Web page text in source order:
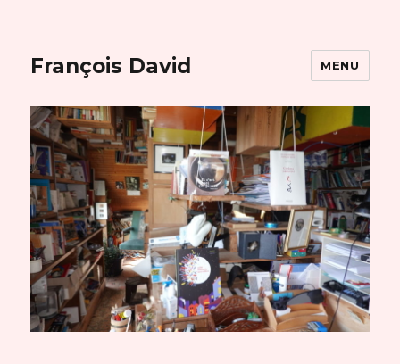
François David MENU